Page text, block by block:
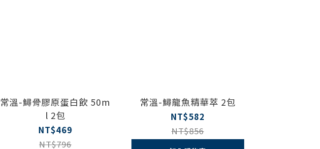
常溫-鱘骨膠原蛋白飲 50m
l 2包
NT$469
NT$796
常溫-鱘龍魚精華萃 2包
NT$582
NT$856